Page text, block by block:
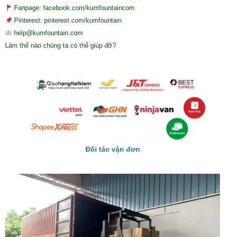
Fanpage: facebook.com/kumfountaincom
Pinterest: pinterest.com/kumfountain
help@kumfountain.com
Làm thế nào chúng ta có thể giúp đỡ?
Đối tác vận đơn